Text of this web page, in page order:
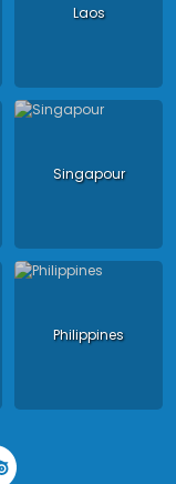
Laos
Singapour
Philippines